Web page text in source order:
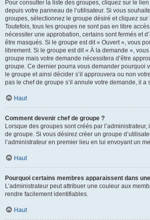
Pour consulter la liste des groupes, cliquez sur le lien
depuis votre panneau de l’utilisateur. Si vous
groupes, sélectionnez le groupe désiré et cliquez
Toutefois, tous les groupes ne sont pas en libre
nécessiter une approbation, certains sont fermés et
être masqués. Si le groupe est dit « Ouvert », vous
librement. Si le groupe est dit « À la demande »,
groupe mais votre demande nécessitera d’être
groupe. Ce dernier pourra vous demander pourquoi
le groupe et ainsi décider s’il approuvera ou non
pas le chef de groupe s’il annule votre demande, il a
Haut
Comment devenir chef de groupe ?
Lorsque des groupes sont créés par
de groupe. Si vous désirez créer un groupe
l’administrateur en premier lieu en lui envoyant un
Haut
Pourquoi certains membres apparaissent dans
L’administrateur peut attribuer une couleur aux
rendre facilement identifiables.
Haut